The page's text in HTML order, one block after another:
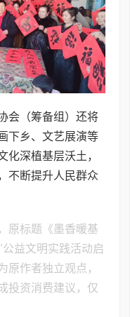
会（筹备组）还将
下乡、文艺展演等
化深植基层沃土，
不断提升人民群众
原标题《墨香暖基
益文明实践活动启
原作者独立观点，
投资消费建议，仅